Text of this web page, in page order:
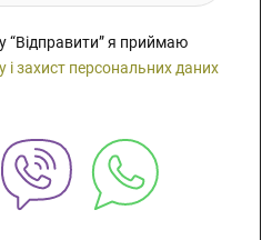
я приймаю
захист персональних даних